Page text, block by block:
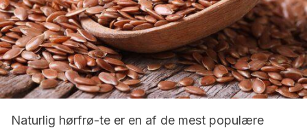
Naturlig hørfrø-te er en af ​​de mest populære